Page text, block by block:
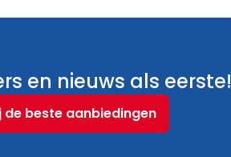
en nieuws als eerste!
de beste aanbiedingen